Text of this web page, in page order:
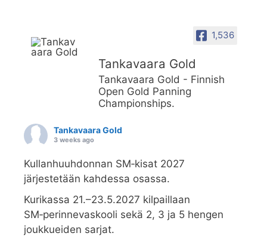
1,536
Tankavaara Gold
Tankavaara Gold - Finnish
Open Gold Panning
Championships.
Tankavaara Gold
3 weeks ago
Kullanhuuhdonnan SM‑kisat 2027
järjestetään kahdessa osassa.
Kurikassa 21.–23.5.2027 kilpaillaan
SM‑perinnevaskooli sekä 2, 3 ja 5 hengen
joukkueiden sarjat.